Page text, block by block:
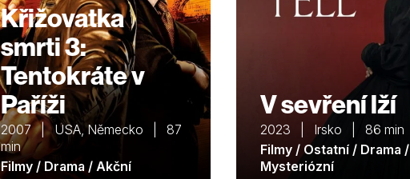
Křižovatka
smrti 3:
Tentokráte v
Paříži
2007 | USA, Německo | 87
min
Filmy / Drama / Akční
V sevření lží
2023 | Irsko | 86 min
Filmy / Ostatní / Drama /
Mysteriózní